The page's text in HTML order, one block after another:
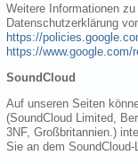
Weitere Informationen
Datenschutzerklärung
https://
https://www.google.com/
SoundCloud
Auf unseren Seiten
(SoundCloud Limited,
3NF, Großbritannien.)
Sie an dem